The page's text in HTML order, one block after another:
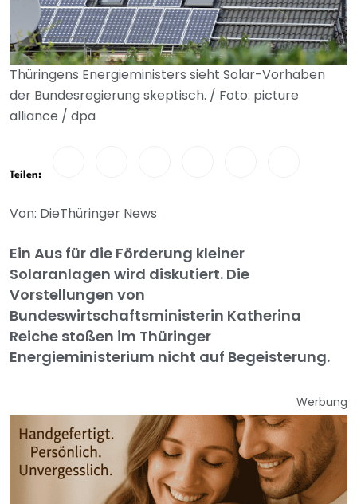
Thüringens Energieministers sieht Solar-Vorhaben
der Bundesregierung skeptisch. / Foto: picture
alliance / dpa
Teilen:
Von: DieThüringer News
Ein Aus für die Förderung kleiner
Solaranlagen wird diskutiert. Die
Vorstellungen von
Bundeswirtschaftsministerin Katherina
Reiche stoßen im Thüringer
Energieministerium nicht auf Begeisterung.
Werbung